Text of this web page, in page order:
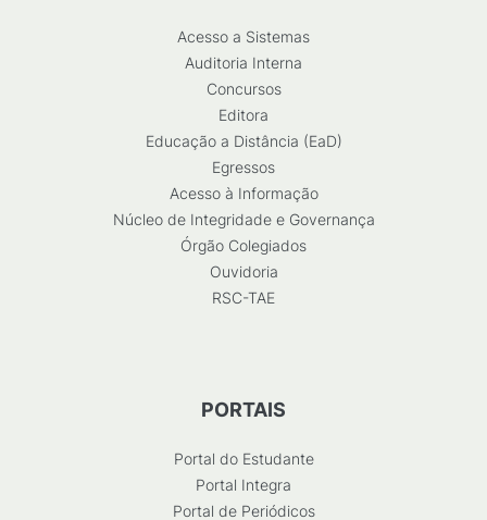
Acesso a Sistemas
Auditoria Interna
Concursos
Editora
Educação a Distância (EaD)
Egressos
Acesso à Informação
Núcleo de Integridade e Governança
Órgão Colegiados
Ouvidoria
RSC-TAE
PORTAIS
Portal do Estudante
Portal Integra
Portal de Periódicos